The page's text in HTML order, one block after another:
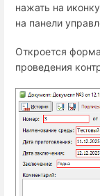
нажать на
на панели
Откроется
проведения